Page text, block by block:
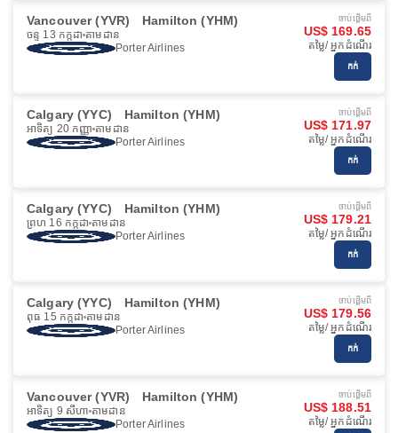
Vancouver (YVR) Hamilton (YHM)
ចន្ទ 13 កក្កដា តាមដាន
Porter Airlines
ចាប់ផ្ដើមពី
US$ 169.65
តម្លៃ/ អ្នកដំណើរ
កក់
Calgary (YYC) Hamilton (YHM)
អាទិត្យ 20 កញ្ញា តាមដាន
Porter Airlines
ចាប់ផ្ដើមពី
US$ 171.97
តម្លៃ/ អ្នកដំណើរ
កក់
Calgary (YYC) Hamilton (YHM)
ព្រហ 16 កក្កដា តាមដាន
Porter Airlines
ចាប់ផ្ដើមពី
US$ 179.21
តម្លៃ/ អ្នកដំណើរ
កក់
Calgary (YYC) Hamilton (YHM)
ពុធ 15 កក្កដា តាមដាន
Porter Airlines
ចាប់ផ្ដើមពី
US$ 179.56
តម្លៃ/ អ្នកដំណើរ
កក់
Vancouver (YVR) Hamilton (YHM)
អាទិត្យ 9 សីហា តាមដាន
Porter Airlines
ចាប់ផ្ដើមពី
US$ 188.51
តម្លៃ/ អ្នកដំណើរ